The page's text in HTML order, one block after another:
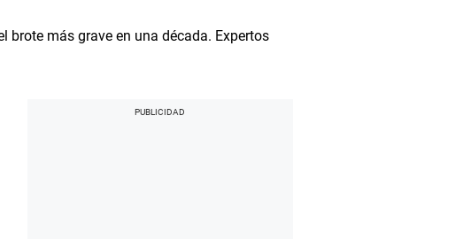
más grave en una década. Expertos